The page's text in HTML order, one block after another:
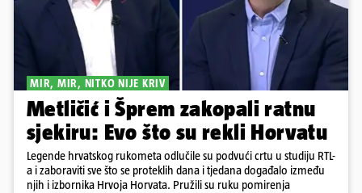
MIR, MIR, NITKO NIJE KRIV
Metličić i Šprem zakopali ratnu
sjekiru: Evo što su rekli Horvatu
Legende hrvatskog rukometa odlučile su podvući crtu u studiju RTL-
a i zaboraviti sve što se proteklih dana i tjedana događalo između
njih i izbornika Hrvoja Horvata. Pružili su ruku pomirenja